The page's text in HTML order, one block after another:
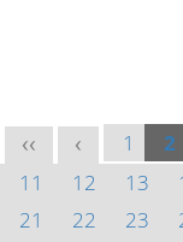
<< < 1 2
11
12 13
21
22 23